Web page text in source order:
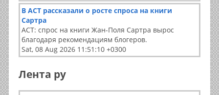
В АСТ рассказали о росте спроса на книги
Сартра
АСТ: спрос на книги Жан-Поля Сартра вырос
благодаря рекомендациям блогеров.
Sat, 08 Aug 2026 11:51:10 +0300
Лента ру